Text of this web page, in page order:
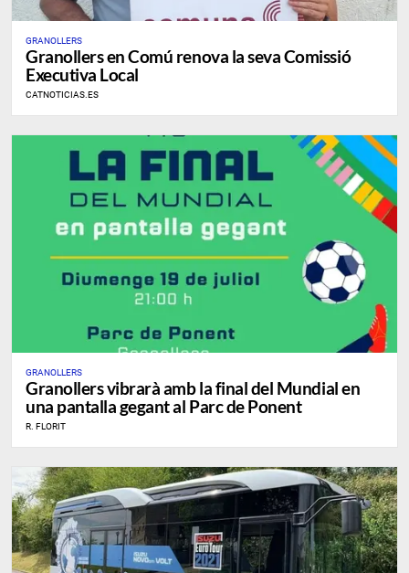
GRANOLLERS
Granollers en Comú renova la seva Comissió
Executiva Local
CATNOTICIAS.ES
GRANOLLERS
Granollers vibrarà amb la final del Mundial en
una pantalla gegant al Parc de Ponent
R. FLORIT